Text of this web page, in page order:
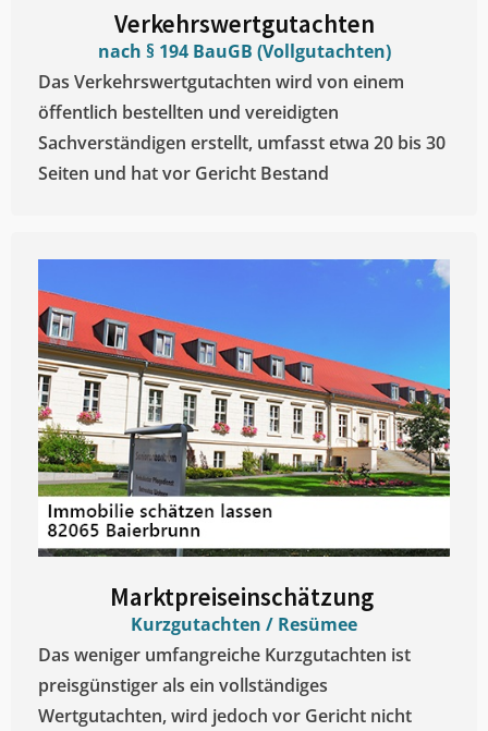
Verkehrswertgutachten
nach § 194 BauGB (Vollgutachten)
Das Verkehrswertgutachten wird von einem
öffentlich bestellten und vereidigten
Sachverständigen erstellt, umfasst etwa 20 bis 30
Seiten und hat vor Gericht Bestand
Marktpreiseinschätzung ​
Kurzgutachten / Resümee
Das weniger umfangreiche Kurzgutachten ist
preisgünstiger als ein vollständiges
Wertgutachten, wird jedoch vor Gericht nicht